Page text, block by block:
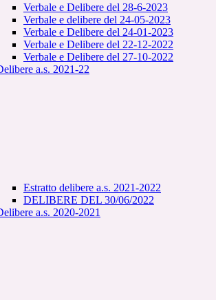
Verbale e Delibere del 28-6-2023
Verbale e delibere del 24-05-2023
Verbale e Delibere del 24-01-2023
Verbale e Delibere del 22-12-2022
Verbale e Delibere del 27-10-2022
a.s. 2021-22
Estratto delibere a.s. 2021-2022
DELIBERE DEL 30/06/2022
a.s. 2020-2021